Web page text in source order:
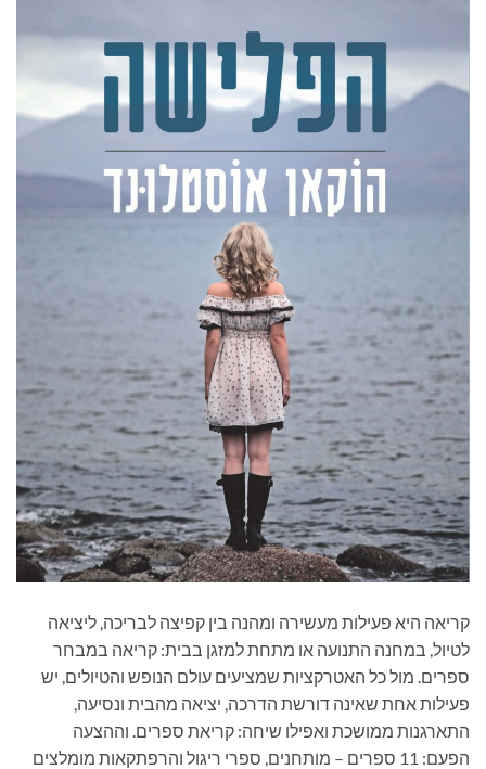
קריאה היא פעילות מעשירה ומהנה בין קפיצה לבריכה, ליציאה
לטיול, במחנה התנועה או מתחת למזגן בבית: קריאה במבחר
ספרים. מול כל האטרקציות שמציעים עולם הנופש והטיולים, יש
פעילות אחת שאינה דורשת הדרכה, יציאה מהבית ונסיעה,
התארגנות ממושכת ואפילו שיחה: קריאת ספרים. וההצעה
הפעם: 11 ספרים – מותחנים, ספרי ריגול והרפתקאות מומלצים